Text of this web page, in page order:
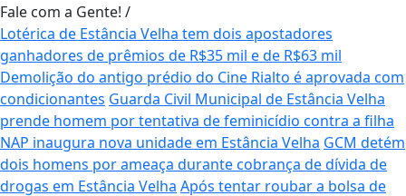
Fale com a Gente! /
Lotérica de Estância Velha tem dois apostadores
ganhadores de prêmios de R$35 mil e de R$63 mil
Demolição do antigo prédio do Cine Rialto é aprovada com
condicionantes Guarda Civil Municipal de Estância Velha
prende homem por tentativa de feminicídio contra a filha
NAP inaugura nova unidade em Estância Velha GCM detém
dois homens por ameaça durante cobrança de dívida de
drogas em Estância Velha Após tentar roubar a bolsa de